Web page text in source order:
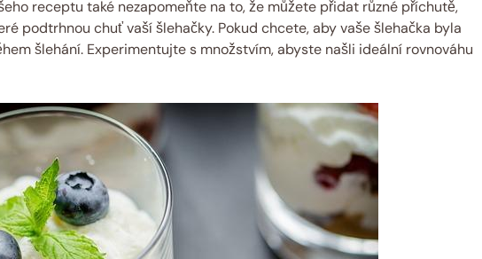
receptu také nezapomeňte na to, že můžete přidat různé příchutě,
podtrhnou chuť vaší šlehačky. Pokud chcete, aby vaše šlehačka byla
šlehání. Experimentujte s množstvím, abyste našli ideální rovnováhu